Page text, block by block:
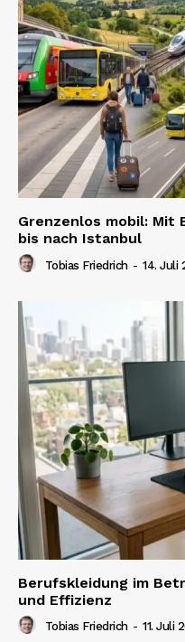
Grenzenlos mobil: Mit
bis nach Istanbul
Tobias Friedrich - 14. Juli
Berufskleidung im
und Effizienz
Tobias Friedrich - 11. Juli